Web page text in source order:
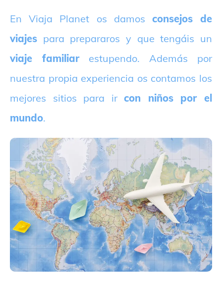
En Viaja Planet os damos consejos de
viajes para prepararos y que tengáis un
viaje familiarestupendo. Además por
nuestra propia experiencia os contamos los
mejores sitios para ircon niños por el
mundo.